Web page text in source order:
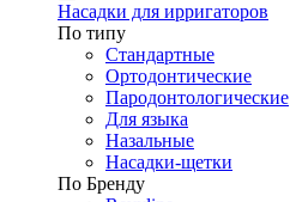
Насадки для ирригаторов
По типу
Стандартные
Ортодонтические
Пародонтологические
Для языка
Назальные
Насадки-щетки
По Бренду